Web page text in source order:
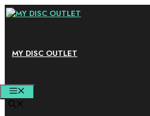
Aller
MY DISC OUTLET